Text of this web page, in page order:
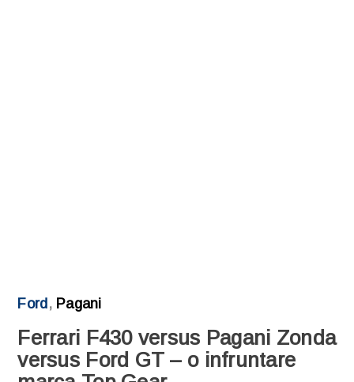
Ford, Pagani
Ferrari F430 versus Pagani Zonda
versus Ford GT – o infruntare